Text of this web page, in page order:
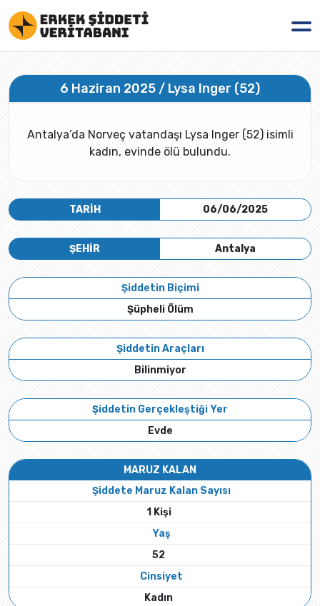
6 Haziran 2025 / Lysa Inger (52)
Antalya’da Norveç vatandaşı Lysa Inger (52) isimli
kadın, evinde ölü bulundu.
TARİH 06/06/2025
Antalya
ŞEHİR
Şiddetin Biçimi
Şüpheli Ölüm
Şiddetin Araçları
Bilinmiyor
Şiddetin Gerçekleştiği Yer
Evde
MARUZ KALAN
Şiddete Maruz Kalan Sayısı
1 Kişi
Yaş
52
Cinsiyet
Kadın